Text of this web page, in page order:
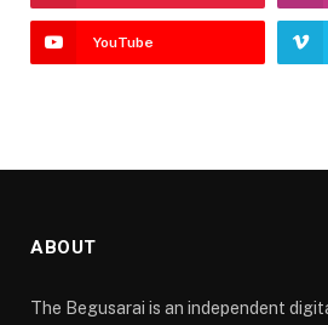
YouTube
ABOUT
The Begusarai is an independent